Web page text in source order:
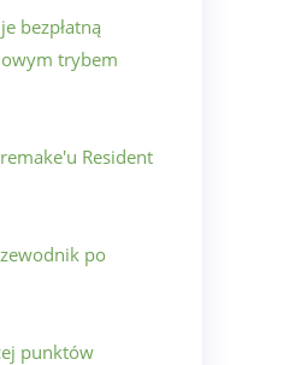
bezpłatną
trybem
Resident
po
punktów